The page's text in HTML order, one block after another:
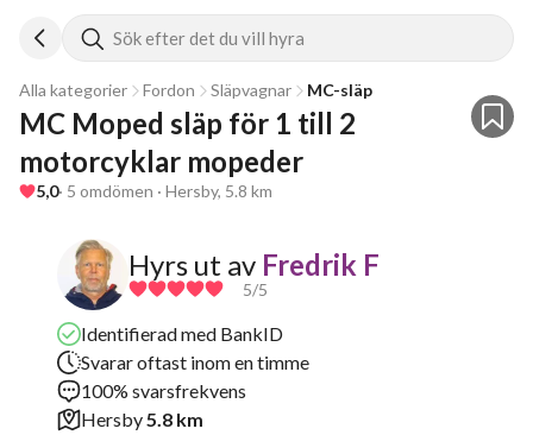
Sök efter det du vill hyra
Alla kategorier Fordon Släpvagnar MC-släp
MC Moped släp för 1 till 2
motorcyklar mopeder
5,0· 5 omdömen · Hersby, 5.8 km
Hyrs ut av Fredrik F
5/5
Identifierad med BankID
Svarar oftast inom en timme
100% svarsfrekvens
Hersby5.8 km